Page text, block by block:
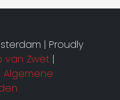
| Proudly
van Zwet |
Algemene